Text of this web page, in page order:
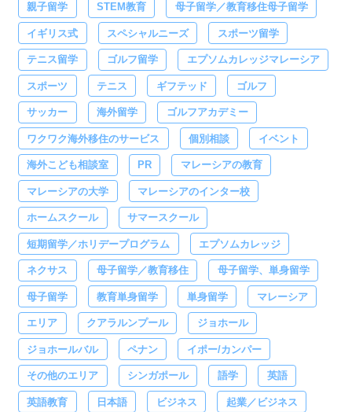
親子留学 STEM教育 母子留学／教育移住母子留学
イギリス式 スペシャルニーズ スポーツ留学
テニス留学 ゴルフ留学 エプソムカレッジマレーシア
スポーツ テニス ギフテッド ゴルフ
サッカー 海外留学 ゴルフアカデミー
ワクワク海外移住のサービス 個別相談 イベント
海外こども相談室 PR マレーシアの教育
マレーシアの大学 マレーシアのインター校
ホームスクール サマースクール
短期留学／ホリデープログラム エプソムカレッジ
ネクサス 母子留学／教育移住 母子留学、単身留学
母子留学 教育単身留学 単身留学 マレーシア
エリア クアラルンプール ジョホール
ジョホールバル ペナン イポー/カンパー
その他のエリア シンガポール 語学 英語
英語教育 日本語 ビジネス 起業／ビジネス